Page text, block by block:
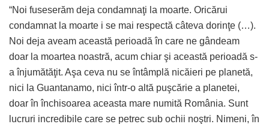
“Noi fuseserăm deja condamnaţi la moarte. Oricărui
condamnat la moarte i se mai respectă câteva dorinţe (…).
Noi deja aveam această perioadă în care ne gândeam
doar la moartea noastră, acum chiar şi această perioadă s-
a înjumătăţit. Aşa ceva nu se întâmplă nicăieri pe planetă,
nici la Guantanamo, nici într-o altă puşcărie a planetei,
doar în închisoarea aceasta mare numită România. Sunt
lucruri incredibile care se petrec sub ochii noştri. Nimeni, în